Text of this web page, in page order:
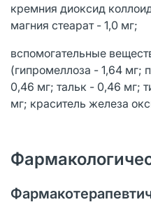
кремния диоксид
магния стеарат - 1,0 мг;
вспомогательные
(гипромеллоза - 1,64 мг;
0,46 мг; тальк - 0,46 мг;
мг; краситель железа